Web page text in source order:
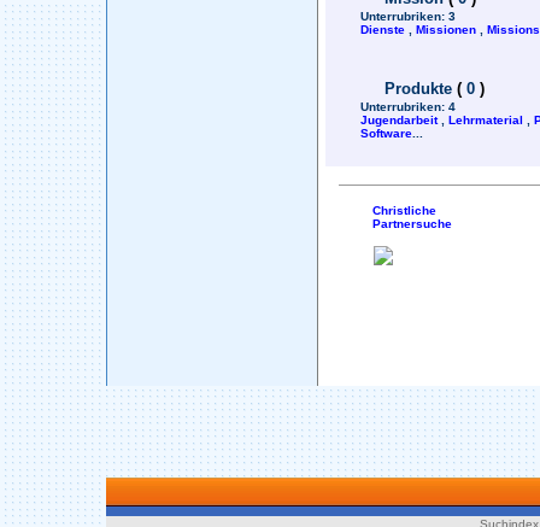
Unterrubriken: 3
Dienste
Missionen
Produkte ( 0 )
Unterrubriken: 4
Jugendarbeit, Lehrmaterial
Software
Christliche
Partnersuche